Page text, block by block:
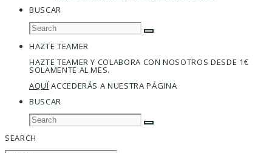
BUSCAR
HAZTE TEAMER
HAZTE TEAMER Y COLABORA CON NOSOTROS DESDE 1€
SOLAMENTE AL MES.
AQUÍACCEDERÁS A NUESTRA PÁGINA
BUSCAR
SEARCH